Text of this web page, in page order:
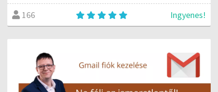
166 Ingyenes!